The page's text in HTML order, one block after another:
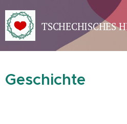
TSCHECHISCHES
Geschichte